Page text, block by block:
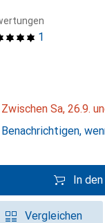
1
Zwischen Sa, 26.9.
Benachrichtigen,
In
Vergleichen